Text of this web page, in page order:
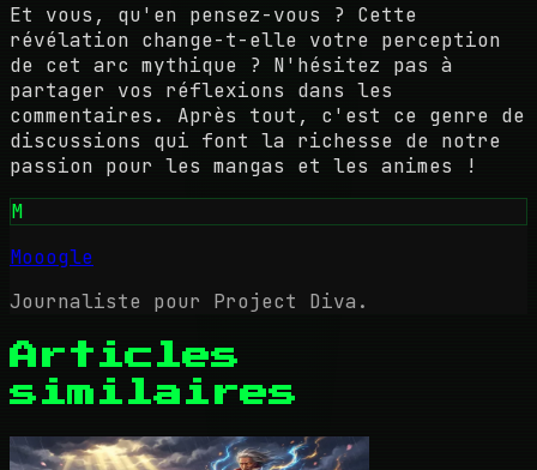
Et vous, qu'en pensez-vous ? Cette
révélation change-t-elle votre perception
de cet arc mythique ? N'hésitez pas à
partager vos réflexions dans les
commentaires. Après tout, c'est ce genre de
discussions qui font la richesse de notre
passion pour les mangas et les animes !
M
Mooogle
Journaliste pour Project Diva.
Articles
similaires